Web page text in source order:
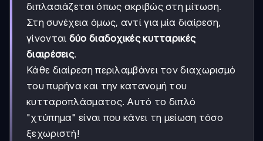
διπλασιάζεται όπως ακριβώς στη μίτωση.
Στη συνέχεια όμως, αντί για μία διαίρεση,
γίνονται δύο διαδοχικές κυτταρικές
διαιρέσεις.
Κάθε διαίρεση περιλαμβάνει τον διαχωρισμό
του πυρήνα και την κατανομή του
κυτταροπλάσματος. Αυτό το διπλό
"χτύπημα" είναι που κάνει τη μείωση τόσο
ξεχωριστή!